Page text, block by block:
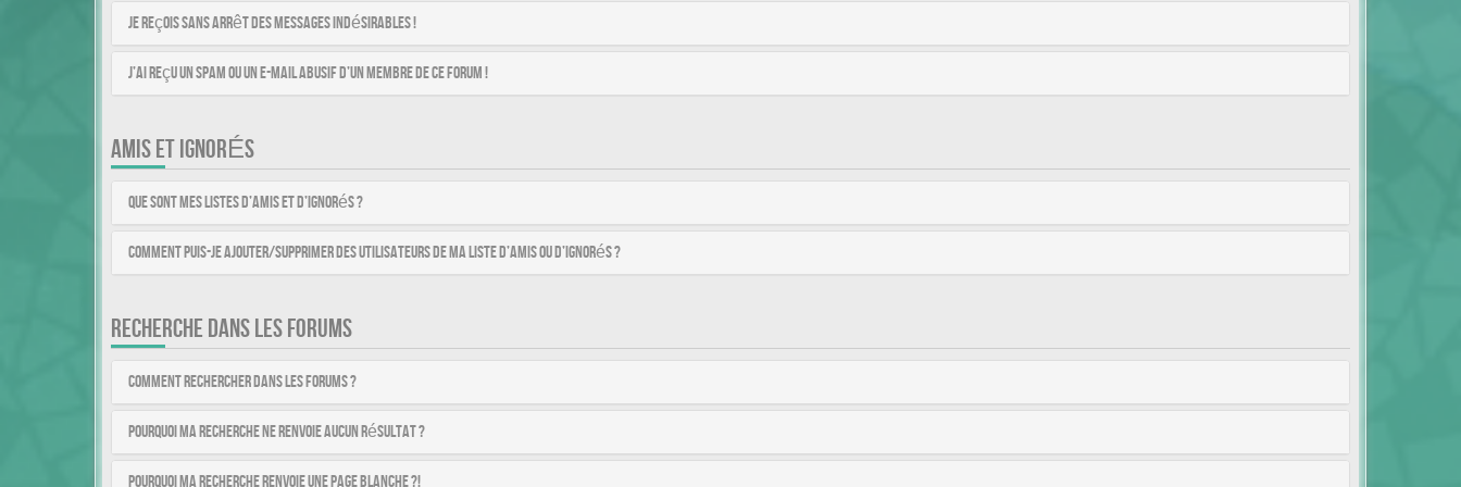
Je reçois sans arrêt des messages indésirables !
J’ai reçu un spam ou un e-mail abusif d’un membre de ce forum !
AMIS ET IGNORÉS
Que sont mes listes d’amis et d’ignorés ?
Comment puis-je ajouter/supprimer des utilisateurs de ma liste d’amis ou d’ignorés ?
RECHERCHE DANS LES FORUMS
Comment rechercher dans les forums ?
Pourquoi ma recherche ne renvoie aucun résultat ?
Pourquoi ma recherche renvoie une page blanche ?!